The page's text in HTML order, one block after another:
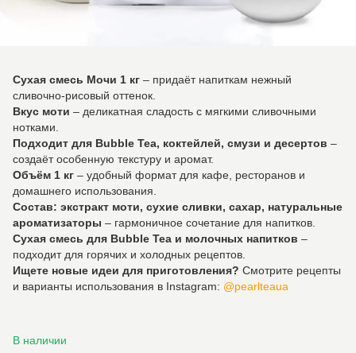
Сухая смесь Мочи 1 кг – придаёт напиткам нежный
сливочно-рисовый оттенок.
Вкус моти – деликатная сладость с мягкими сливочными
нотками.
Подходит для Bubble Tea, коктейлей, смузи и десертов –
создаёт особенную текстуру и аромат.
Объём 1 кг – удобный формат для кафе, ресторанов и
домашнего использования.
Состав: экстракт моти, сухие сливки, сахар, натуральные
ароматизаторы – гармоничное сочетание для напитков.
Сухая смесь для Bubble Tea и молочных напитков –
подходит для горячих и холодных рецептов.
Ищете новые идеи для приготовления? Смотрите рецепты
и варианты использования в Instagram: @pearlteaua
В наличии